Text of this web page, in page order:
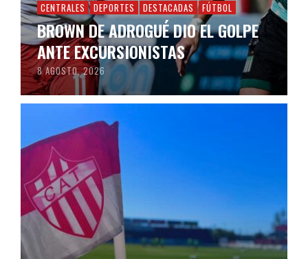
CENTRALES DEPORTES DESTACADAS FÚTBOL
BROWN DE ADROGUÉ DIO EL GOLPE
ANTE EXCURSIONISTAS
8 AGOSTO, 2026